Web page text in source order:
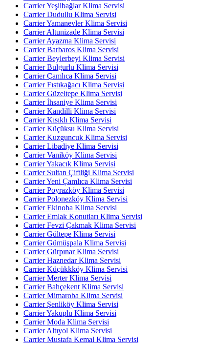
Carrier Yeşilbağlar Klima Servisi
Carrier Dudullu Klima Servisi
Carrier Yamanevler Klima Servisi
Carrier Altunizade Klima Servisi
Carrier Ayazma Klima Servisi
Carrier Barbaros Klima Servisi
Carrier Beylerbeyi Klima Servisi
Carrier Bulgurlu Klima Servisi
Carrier Çamlıca Klima Servisi
Carrier Fıstıkağacı Klima Servisi
Carrier Güzeltepe Klima Servisi
Carrier İhsaniye Klima Servisi
Carrier Kandilli Klima Servisi
Carrier Kısıklı Klima Servisi
Carrier Küçüksu Klima Servisi
Carrier Kuzguncuk Klima Servisi
Carrier Libadiye Klima Servisi
Carrier Vaniköy Klima Servisi
Carrier Yakacık Klima Servisi
Carrier Sultan Çiftliği Klima Servisi
Carrier Yeni Çamlıca Klima Servisi
Carrier Poyrazköy Klima Servisi
Carrier Polonezköy Klima Servisi
Carrier Ekinoba Klima Servisi
Carrier Emlak Konutları Klima Servisi
Carrier Fevzi Çakmak Klima Servisi
Carrier Gültepe Klima Servisi
Carrier Gümüşpala Klima Servisi
Carrier Gürpınar Klima Servisi
Carrier Haznedar Klima Servisi
Carrier Küçükkköy Klima Servisi
Carrier Merter Klima Servisi
Carrier Bahçekent Klima Servisi
Carrier Mimaroba Klima Servisi
Carrier Şenliköy Klima Servisi
Carrier Yakuplu Klima Servisi
Carrier Moda Klima Servisi
Carrier Altıyol Klima Servisi
Carrier Mustafa Kemal Klima Servisi